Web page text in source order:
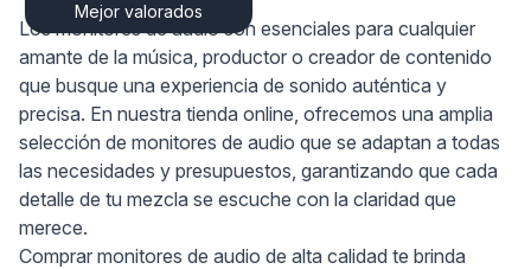
Mejor valorados
Los monitores de audio son esenciales para cualquier
amante de la música, productor o creador de contenido
que busque una experiencia de sonido auténtica y
precisa. En nuestra tienda online, ofrecemos una amplia
selección de monitores de audio que se adaptan a todas
las necesidades y presupuestos, garantizando que cada
detalle de tu mezcla se escuche con la claridad que
merece.
Comprar monitores de audio de alta calidad te brinda